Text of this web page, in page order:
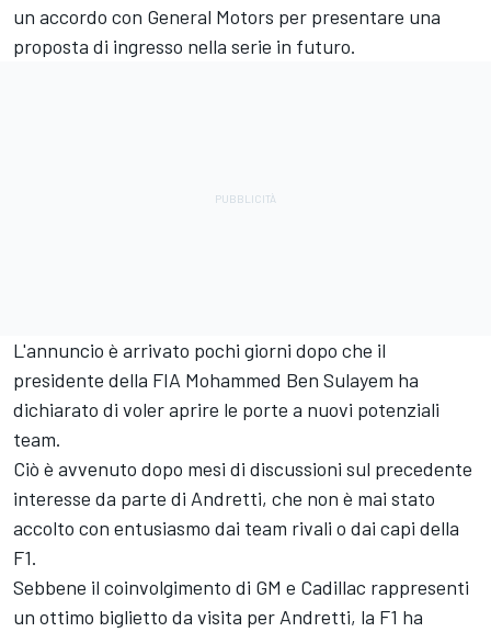
un accordo con General Motors per presentare una
proposta di ingresso nella serie in futuro.
L'annuncio è arrivato pochi giorni dopo che il
presidente della FIA Mohammed Ben Sulayem ha
dichiarato di voler aprire le porte a nuovi potenziali
team.
Ciò è avvenuto dopo mesi di discussioni sul precedente
interesse da parte di Andretti, che non è mai stato
accolto con entusiasmo dai team rivali o dai capi della
F1.
Sebbene il coinvolgimento di GM e Cadillac rappresenti
un ottimo biglietto da visita per Andretti, la F1 ha